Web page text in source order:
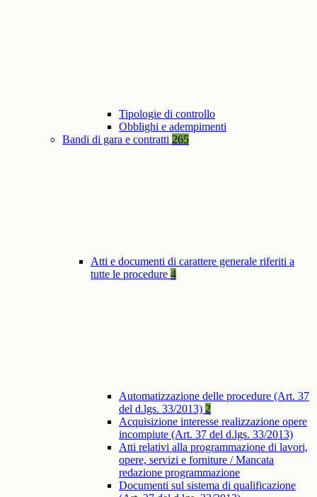
Tipologie di controllo
Obblighi e adempimenti
Bandi di gara e contratti 265
Atti e documenti di carattere generale riferiti a
tutte le procedure 4
Automatizzazione delle procedure (Art. 37
del d.lgs. 33/2013) 2
Acquisizione interesse realizzazione opere
incompiute (Art. 37 del d.lgs. 33/2013)
Atti relativi alla programmazione di lavori,
opere, servizi e forniture / Mancata
redazione programmazione
Documenti sul sistema di qualificazione